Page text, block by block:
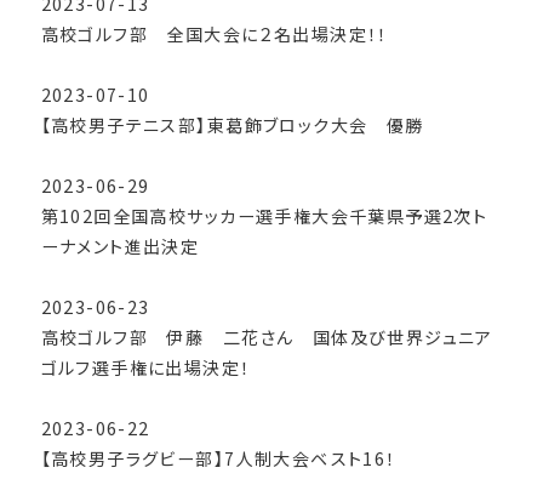
高校ゴルフ部 全国大会に２名出場決定！！
2023-07-10
【高校男子テニス部】東葛飾ブロック大会 優勝
2023-06-29
第102回全国高校サッカー選手権大会千葉県予選2次ト
ーナメント進出決定
2023-06-23
高校ゴルフ部 伊藤 二花さん 国体及び世界ジュニア
ゴルフ選手権に出場決定！
2023-06-22
【高校男子ラグビー部】7人制大会ベスト16！